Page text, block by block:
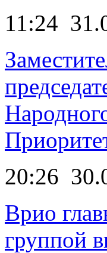
11:24
20:26
Врио
группой